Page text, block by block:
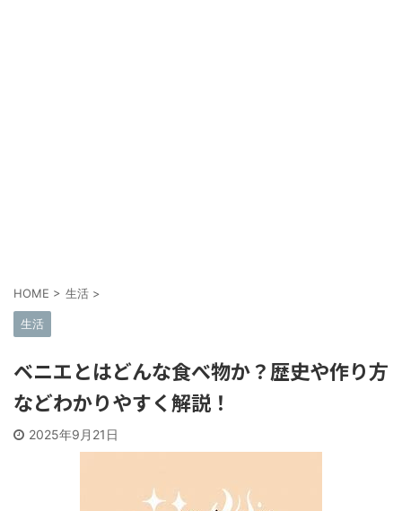
HOME > 生活 >
生活
ベニエとはどんな食べ物か？歴史や作り方
などわかりやすく解説！
2025年9月21日